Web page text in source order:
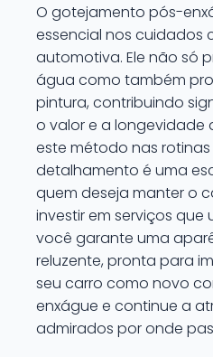
O gotejamento pós-
essencial nos cuidados
automotiva. Ele não só
água como também
pintura, contribuindo
o valor e a longevidade
este método nas
detalhamento é uma
quem deseja manter o
investir em serviços que
você garante uma
reluzente, pronta para
seu carro como novo
enxágue e continue a
admirados por onde